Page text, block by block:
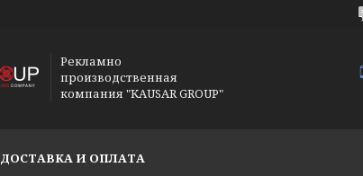
Рекламно
производственная
компания "KAUSAR GROUP"
ДОСТАВКА И ОПЛАТА